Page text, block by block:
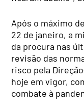
Após o máximo
22 de janeiro, a
da procura nas
revisão das
risco pela
hoje em vigor,
combate à